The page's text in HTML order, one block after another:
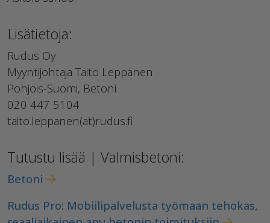
Lisätietoja:
Rudus Oy
Myyntijohtaja Taito Leppänen
Pohjois-Suomi, Betoni
020 447 5104
taito.leppanen(at)rudus.fi
Tutustu lisää | Valmisbetoni:
Betoni
Rudus Pro: Mobiilipalvelusta työmaan tehokas,